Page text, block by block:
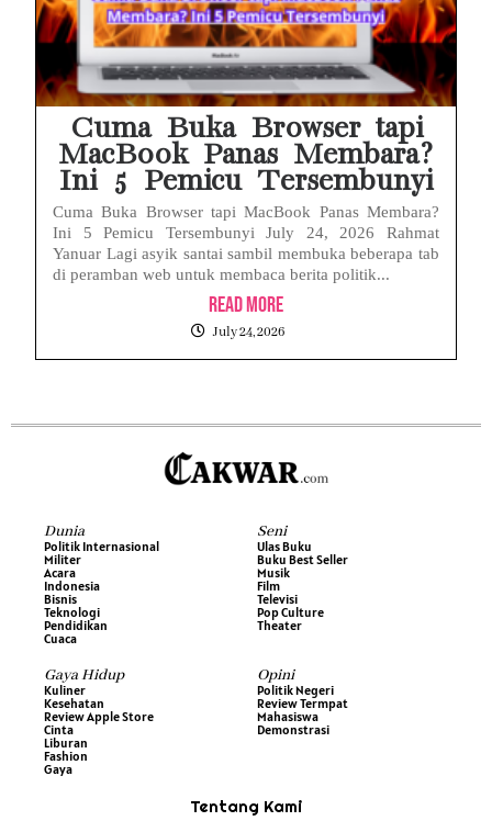
Cuma Buka Browser tapi
MacBook Panas Membara?
Ini 5 Pemicu Tersembunyi
Cuma Buka Browser tapi MacBook Panas Membara?
Ini 5 Pemicu Tersembunyi July 24, 2026 Rahmat
Yanuar Lagi asyik santai sambil membuka beberapa tab
di peramban web untuk membaca berita politik...
Read More
July 24, 2026
Dunia
Politik Internasional
Militer
Acara
Indonesia
Bisnis
Teknologi
Pendidikan
Cuaca
Seni
Ulas Buku
Buku Best Seller
Musik
Film
Televisi
Pop Culture
Theater
Gaya Hidup
Kuliner
Kesehatan
Review Apple Store
Cinta
Liburan
Fashion
Gaya
Opini
Politik Negeri
Review Termpat
Mahasiswa
Demonstrasi
Tentang Kami